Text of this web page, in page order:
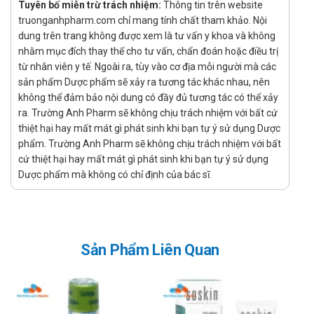
Bôi thuốc ngày 2, 3 lần lên vùng da bị khô nứt nẻ.
Thời gian điều trị được khuyến cáo
Tùy vào đối tượng, độ tuổi, tình trạng bệnh mà có thời gian
điều trị khác nhau. Tham khảo bác sĩ về thời gian điều trị.
Không sử dụng trong trường hợp nào?
Bệnh nhân vui lòng không sử dụng thuốc cho các trường
hợp mẫn cảm với bất kì thành phần nào của thuốc.
Cảnh báo và thận trọng trong quá trình
Đọc kỹ hướng dẫn sử dụng trước khi dùng.
Dùng cho phụ nữ có thai và cho con bú: Thận trọng khi sử
dụng cho phụ nữ mang thai và cho con bú. Tham khảo ý
kiến của bác sĩ trước khi sử dụng.
Người lái xe: Thận trọng khi sử dụng cho đối tượng lái xe
Tuyên bố miễn trừ trách nhiệm: Thông tin trên website
truonganhpharm.com chỉ mang tính chất tham khảo. Nội
dung trên trang không được xem là tư vấn y khoa và không
nhằm mục đích thay thế cho tư vấn, chẩn đoán hoặc điều trị
từ nhân viên y tế. Ngoài ra, tùy vào cơ địa mỗi người mà các
sản phẩm Dược phẩm sẽ xảy ra tương tác khác nhau, nên
không thể đảm bảo nội dung có đầy đủ tương tác có thể xảy
ra. Trường Anh Pharm sẽ không chịu trách nhiệm với bất cứ
thiệt hại hay mất mát gì phát sinh khi bạn tự ý sử dụng Dược
phẩm. Trường Anh Pharm sẽ không chịu trách nhiệm với bất
cứ thiệt hại hay mất mát gì phát sinh khi bạn tự ý sử dụng
Dược phẩm mà không có chỉ định của bác sĩ.
Sản Phẩm Liên Quan